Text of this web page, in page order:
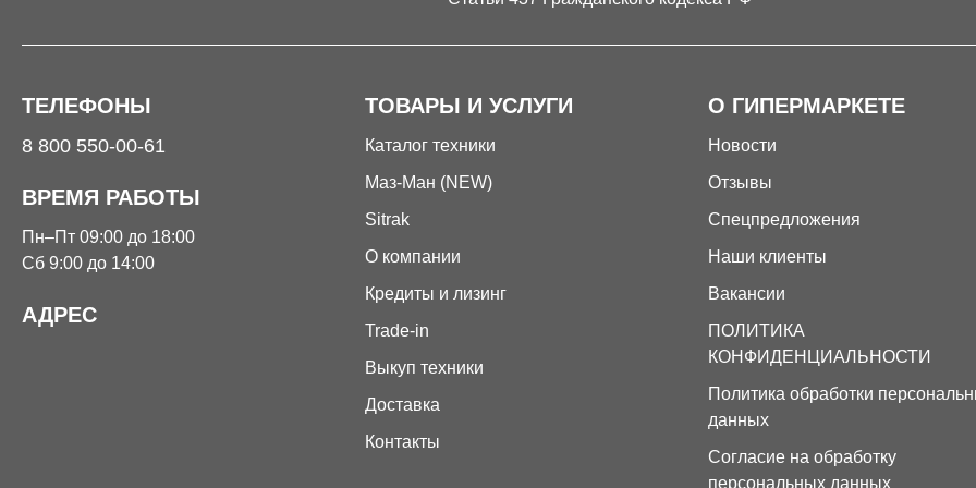
ТЕЛЕФОНЫ
8 800 550-00-61
ВРЕМЯ РАБОТЫ
Пн–Пт 09:00 до 18:00
Сб 9:00 до 14:00
АДРЕС
ТОВАРЫ И УСЛУГИ
Каталог техники
Маз-Ман (NEW)
Sitrak
О компании
Кредиты и лизинг
Trade-in
Выкуп техники
Доставка
Контакты
О ГИПЕРМАРКЕТЕ
Новости
Отзывы
Спецпредложения
Наши клиенты
Вакансии
ПОЛИТИКА
КОНФИДЕНЦИАЛЬНОСТИ
Политика обработки
данных
Согласие на обработку
персональных данных